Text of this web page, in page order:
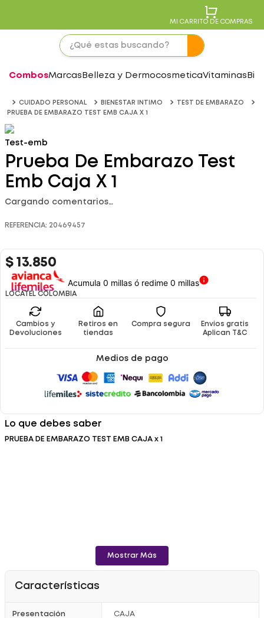
MI CARRITO DE COMPRAS
CombosMarcas Belleza y DermocosmeticaVitaminas
CUIDADO PERSONAL BIENESTAR INTIMO
TEST DE EMBARAZO
PRUEBA DE EMBARAZO TEST EMB CAJA X 1
Test-emb
Prueba De Embarazo Test
Emb Caja X 1
Cargando comentarios…
REFERENCIA: 20469457
$ 13.850
Acumula 0 millas ó redime 0 millas
LOCATEL COLOMBIA
Cambios y
Devoluciones
Retiros en
tiendas
Compra segura
Envíos gratis
Aplican T&C
Medios de pago
Lo que debes saber
PRUEBA DE EMBARAZO TEST EMB CAJA x 1
Mostrar Más
Características
Presentación CAJA